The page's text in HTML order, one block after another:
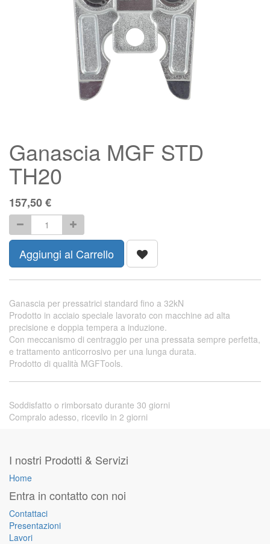
Ganascia MGF STD
TH20
157,50€
Aggiungi al Carrello
Ganascia per pressatrici standard fino a 32kN
Prodotto in acciaio speciale lavorato con macchine ad alta
precisione e doppia tempera a induzione.
Con meccanismo di centraggio per una pressata sempre perfetta,
e trattamento anticorrosivo per una lunga durata.
Prodotto di qualità MGFTools.
Soddisfatto o rimborsato durante 30 giorni
Compralo adesso, ricevilo in 2 giorni
I nostri Prodotti & Servizi
Home
Entra in contatto con noi
Contattaci
Presentazioni
Lavori